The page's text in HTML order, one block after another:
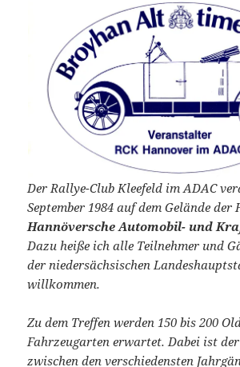
Der Rallye-Club Kleefeld im ADAC
September 1984 auf dem Gelände
Hannöversche Automobil- und
Dazu heiße ich alle Teilnehmer und
der niedersächsischen
willkommen.
Zu dem Treffen werden 150 bis 200
Fahrzeugarten erwartet. Dabei ist
zwischen den verschiedensten